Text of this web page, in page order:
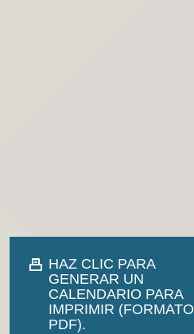
HAZ CLIC PARA
GENERAR UN
CALENDARIO PARA
IMPRIMIR (FORMATO
PDF).